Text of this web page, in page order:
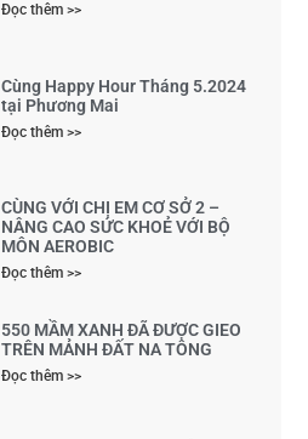
Đọc thêm >>
Cùng Happy Hour Tháng 5.2024
tại Phương Mai
Đọc thêm >>
CÙNG VỚI CHỊ EM CƠ SỞ 2 –
NÂNG CAO SỨC KHOẺ VỚI BỘ
MÔN AEROBIC
Đọc thêm >>
550 MẦM XANH ĐÃ ĐƯỢC GIEO
TRÊN MẢNH ĐẤT NA TÔNG
Đọc thêm >>